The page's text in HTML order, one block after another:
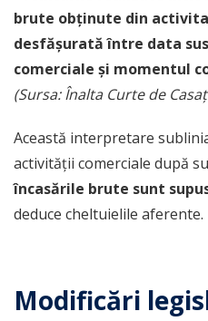
brute obținute din
desfășurată între data
comerciale și momentul
(Sursa: Înalta Curte de
Această interpretare
activității comerciale după
încasările brute sunt
deduce cheltuielile aferente.
Modificări